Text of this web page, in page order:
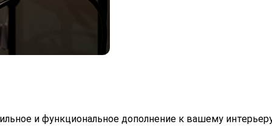
и функциональное дополнение к вашему